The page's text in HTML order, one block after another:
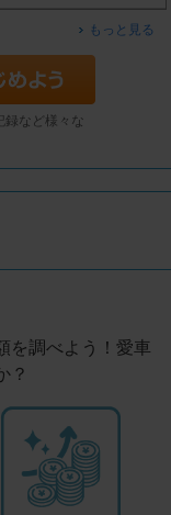
もっと見る
録など様々な
を調べよう！愛車
？